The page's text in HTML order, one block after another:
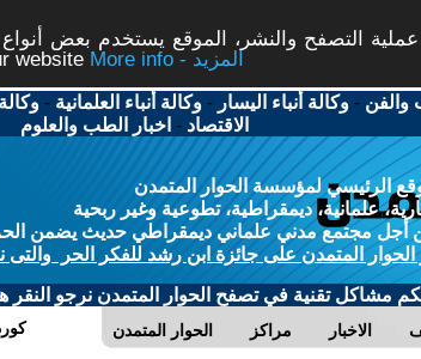
التصفح والنشر، الموقع يستخدم بعض
website
More info - المزيد
والفن -وكالة أنباء اليسار -وكالة أنباء العلمانية -
الاقتصاد - اخبار الطب والعلوم
الرئيسي لمؤسسة الحوار المتمدن
علمانية، ديمقراطية، تطوعية وغير ربحية
أجل مجتمع مدني علماني ديمقراطي حديث يضمن الحرية
الحوار المتمدن على جائزة ابن رشد للفكر الحر والتى
مشاكل تقنية في تصفح الحوار المتمدن نرجو النقر
الحوار المتمدن مراكز الاخبار